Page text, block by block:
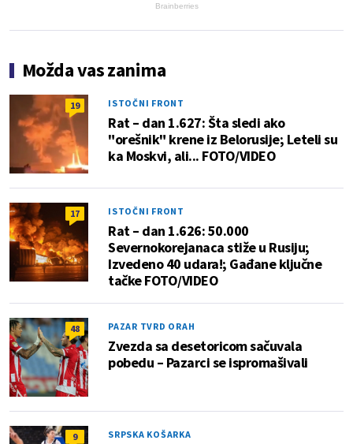
Brainberries
Možda vas zanima
19 ISTOČNI FRONT
Rat – dan 1.627: Šta sledi ako
"orešnik" krene iz Belorusije; Leteli su
ka Moskvi, ali... FOTO/VIDEO
17 ISTOČNI FRONT
Rat – dan 1.626: 50.000
Severnokorejanaca stiže u Rusiju;
Izvedeno 40 udara!; Gađane ključne
tačke FOTO/VIDEO
48 PAZAR TVRD ORAH
Zvezda sa desetoricom sačuvala
pobedu – Pazarci se ispromašivali
9 SRPSKA KOŠARKA